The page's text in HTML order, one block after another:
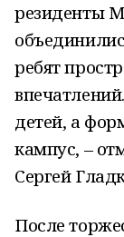
резиденты
ребят
детей, а
кампус, –
Сергей
После